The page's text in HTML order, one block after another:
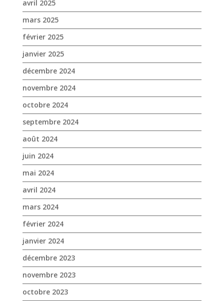
novembre 2024
octobre 2024
septembre 2024
août 2024
juin 2024
mai 2024
avril 2024
mars 2024
février 2024
janvier 2024
décembre 2023
novembre 2023
octobre 2023
septembre 2023
août 2023
juin 2023
mai 2023
avril 2023